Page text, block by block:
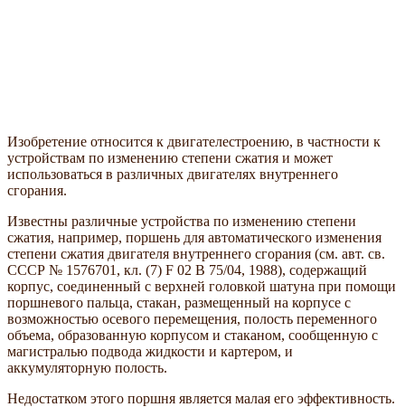
Изобретение относится к двигателестроению, в частности к
устройствам по изменению степени сжатия и может
использоваться в различных двигателях внутреннего
сгорания.
Известны различные устройства по изменению степени
сжатия, например, поршень для автоматического изменения
степени сжатия двигателя внутреннего сгорания (см. авт. св.
СССР № 1576701, кл. (7) F 02 B 75/04, 1988), содержащий
корпус, соединенный с верхней головкой шатуна при помощи
поршневого пальца, стакан, размещенный на корпусе с
возможностью осевого перемещения, полость переменного
объема, образованную корпусом и стаканом, сообщенную с
магистралью подвода жидкости и картером, и
аккумуляторную полость.
Недостатком этого поршня является малая его эффективность.